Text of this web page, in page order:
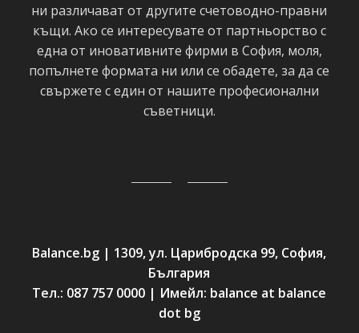
ни различават от другите счетоводно-правни
къщи. Ако се интересувате от партньорство с
една от иновативните фирми в София, моля,
попълнете формата ни или се обадете, за да се
свържете с един от нашите професионални
съветници.
Balance.bg | 1309, ул. Царибродска 99, София,
България
Тел.: 087 757 0000 | Имейл: balance at balance
dot bg